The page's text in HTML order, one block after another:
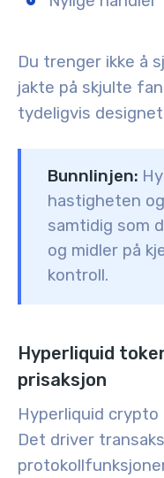
Du trenger ikke å
jakte på skjulte
tydeligvis
Bunnlinjen:
hastigheten
samtidig som
og midler på
kontroll.
Hyperliquid
prisaksjon
Hyperliquid crypto
Det driver